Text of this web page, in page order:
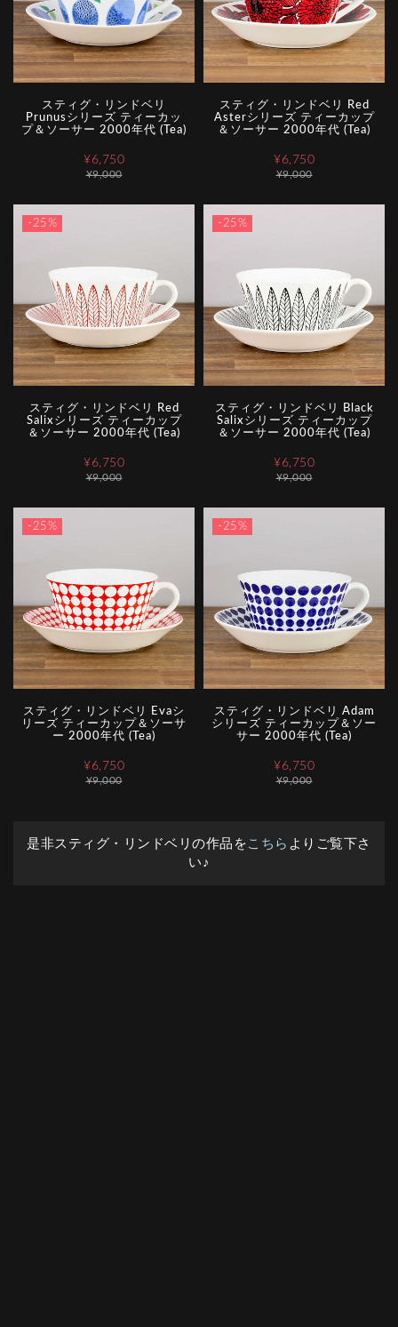
スティグ・リンドベリ
Prunusシリーズ ティーカッ
プ＆ソーサー 2000年代 (Tea)
¥9,000
¥6,750
スティグ・リンドベリ Red
Asterシリーズ ティーカップ
＆ソーサー 2000年代 (Tea)
¥9,000
¥6,750
-25%
スティグ・リンドベリ Red
Salixシリーズ ティーカップ
＆ソーサー 2000年代 (Tea)
¥9,000
¥6,750
-25%
スティグ・リンドベリ Black
Salixシリーズ ティーカップ
＆ソーサー 2000年代 (Tea)
¥9,000
¥6,750
-25%
スティグ・リンドベリ Evaシ
リーズ ティーカップ＆ソーサ
ー 2000年代 (Tea)
¥9,000
¥6,750
-25%
スティグ・リンドベリ Adam
シリーズ ティーカップ＆ソー
サー 2000年代 (Tea)
¥9,000
¥6,750
是非スティグ・リンドベリの作品を こちら よりご覧下さ
い♪